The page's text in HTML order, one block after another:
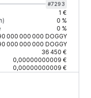
#7293
1 €
0 %
0 %
000 000 000 DOGGY
000 000 000 DOGGY
36 450 €
0,00000000009 €
0,00000000009 €